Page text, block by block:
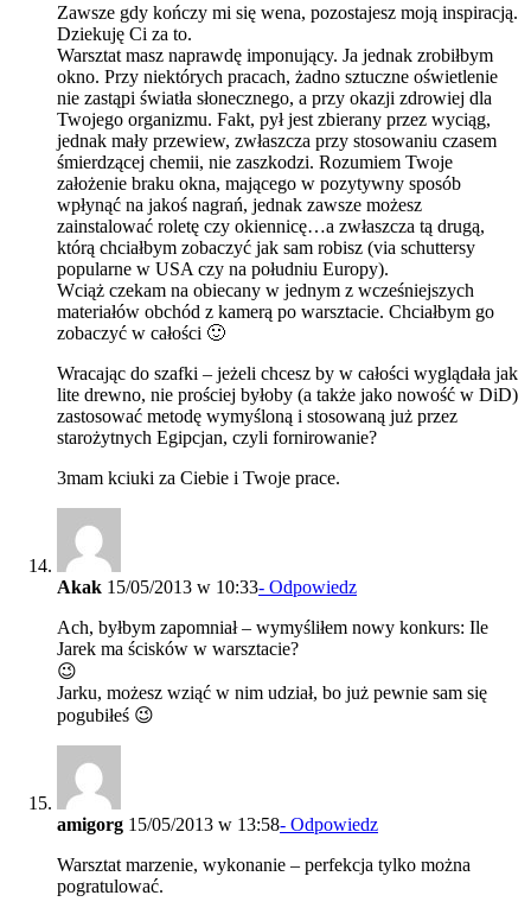
Zawsze gdy kończy mi się wena, pozostajesz moją inspiracją.
Dziekuję Ci za to.
Warsztat masz naprawdę imponujący. Ja jednak zrobiłbym
okno. Przy niektórych pracach, żadno sztuczne oświetlenie
nie zastąpi światła słonecznego, a przy okazji zdrowiej dla
Twojego organizmu. Fakt, pył jest zbierany przez wyciąg,
jednak mały przewiew, zwłaszcza przy stosowaniu czasem
śmierdzącej chemii, nie zaszkodzi. Rozumiem Twoje
założenie braku okna, mającego w pozytywny sposób
wpłynąć na jakoś nagrań, jednak zawsze możesz
zainstalować roletę czy okiennicę…a zwłaszcza tą drugą,
którą chciałbym zobaczyć jak sam robisz (via schuttersy
popularne w USA czy na południu Europy).
Wciąż czekam na obiecany w jednym z wcześniejszych
materiałów obchód z kamerą po warsztacie. Chciałbym go
zobaczyć w całości 🙂
Wracając do szafki – jeżeli chcesz by w całości wyglądała jak
lite drewno, nie prościej byłoby (a także jako nowość w DiD)
zastosować metodę wymyśloną i stosowaną już przez
starożytnych Egipcjan, czyli fornirowanie?
3mam kciuki za Ciebie i Twoje prace.
Akak 15/05/2013 w 10:33- Odpowiedz
Ach, byłbym zapomniał – wymyśliłem nowy konkurs: Ile
Jarek ma ścisków w warsztacie?
😉
Jarku, możesz wziąć w nim udział, bo już pewnie sam się
pogubiłeś 😉
amigorg 15/05/2013 w 13:58- Odpowiedz
Warsztat marzenie, wykonanie – perfekcja tylko można
pogratulować.